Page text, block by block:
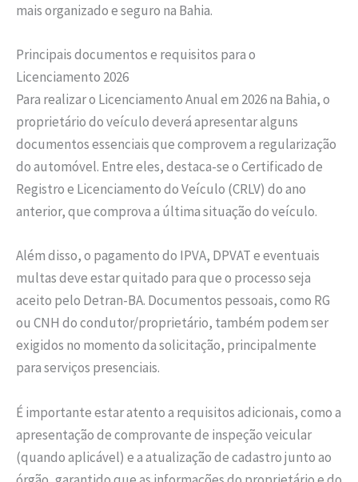
mais organizado e seguro na Bahia.
Principais documentos e requisitos para o
Licenciamento 2026
Para realizar o Licenciamento Anual em 2026 na Bahia, o
proprietário do veículo deverá apresentar alguns
documentos essenciais que comprovem a regularização
do automóvel. Entre eles, destaca-se o Certificado de
Registro e Licenciamento do Veículo (CRLV) do ano
anterior, que comprova a última situação do veículo.
Além disso, o pagamento do IPVA, DPVAT e eventuais
multas deve estar quitado para que o processo seja
aceito pelo Detran-BA. Documentos pessoais, como RG
ou CNH do condutor/proprietário, também podem ser
exigidos no momento da solicitação, principalmente
para serviços presenciais.
É importante estar atento a requisitos adicionais, como a
apresentação de comprovante de inspeção veicular
(quando aplicável) e a atualização de cadastro junto ao